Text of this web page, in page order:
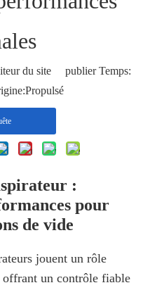
du site publier Temps:
Propulsé
:
pour
de vide
jouent un rôle
offrant un contrôle fiable